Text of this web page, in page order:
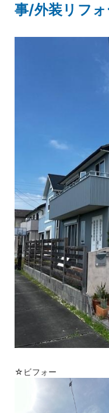
事/外装リフ
☆ビフォー